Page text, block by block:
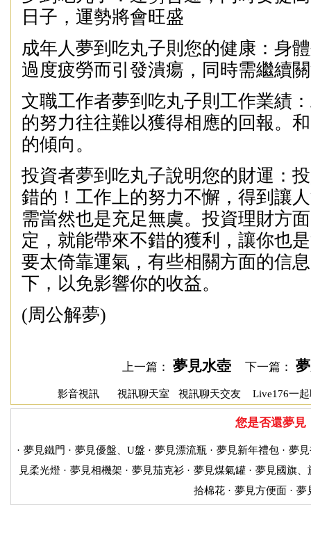
日子，運勢將會旺盛
成年人夢到吃丸子則您的健康：身
過度疲勞而引發潰瘍，同時需繼續
文職工作者夢到吃丸子則工作業績
的努力往往難以獲得相應的回報。
的傾向。
投資者夢到吃丸子說明您的財運：
錯的！工作上的努力不懈，得到讓
需當然也是充足無虞。投資理財方
定，就能帶來不錯的獲利，讓你也
要太倚靠運氣，有些相關方面的信
下，以免影響你的收益。
(周公解夢)
上一篇： 夢見水壺 下一篇：
影音視訊 視訊聊天室 視訊聊天交友 Live176一
您是否還夢見
· 夢見鐵門 · 夢見優盤、U盤 · 夢見漂流瓶 · 夢見新年禮包· 夢
見柔光燈· 夢見相機架 · 夢見茄克衫· 夢見煤氣罐· 夢見國旗、
拾棉花· 夢見方便面 · 夢